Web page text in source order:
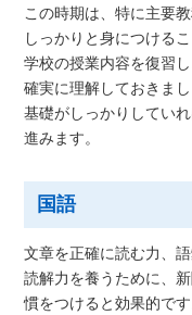
この時期は、特に主要
しっかりと身につける
学校の授業内容を復習
確実に理解しておきまし
基礎がしっかりしてい
進みます。
国語
文章を正確に読む力、
読解力を養うために、
慣をつけると効果的です